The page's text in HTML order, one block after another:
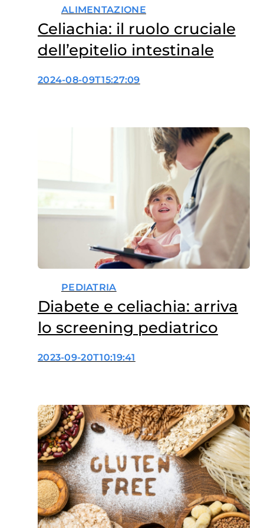
ALIMENTAZIONE
Celiachia: il ruolo cruciale
dell’epitelio intestinale
2024-08-09T15:27:09
PEDIATRIA
Diabete e celiachia: arriva
lo screening pediatrico
2023-09-20T10:19:41